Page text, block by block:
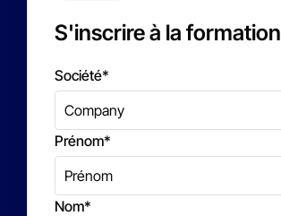
S'inscrire à la formation
Société*
Prénom*
Nom*